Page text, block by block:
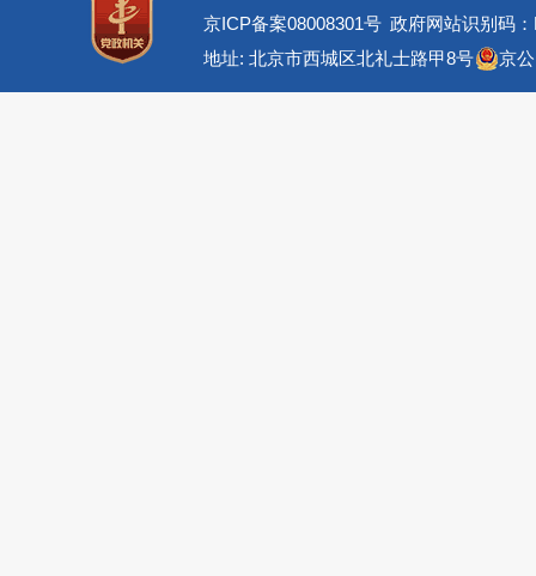
京ICP备案08008301号 政府网站识别码
地址: 北京市西城区北礼士路甲8号
京